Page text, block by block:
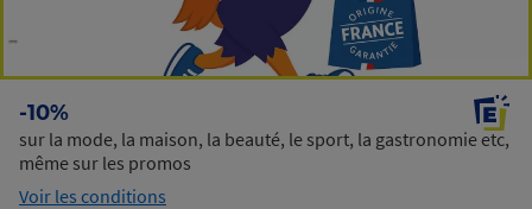
-10%
sur la mode, la maison, la beauté, le sport, la gastronomie etc,
même sur les promos
Voir les conditions